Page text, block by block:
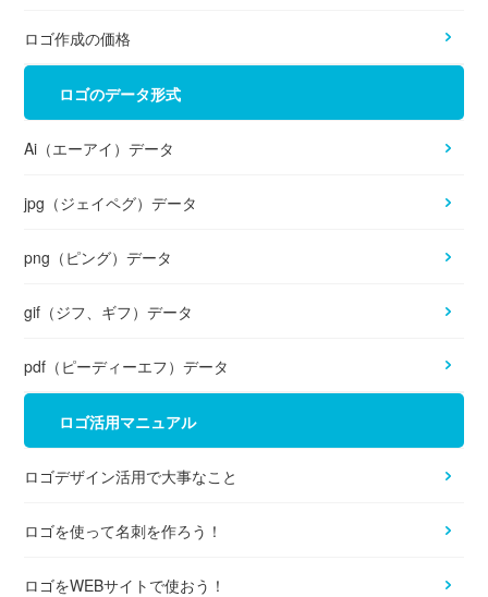
ロゴ作成の価格
ロゴのデータ形式
Ai（エーアイ）データ
jpg（ジェイペグ）データ
png（ピング）データ
gif（ジフ、ギフ）データ
pdf（ピーディーエフ）データ
ロゴ活用マニュアル
ロゴデザイン活用で大事なこと
ロゴを使って名刺を作ろう！
ロゴをWEBサイトで使おう！